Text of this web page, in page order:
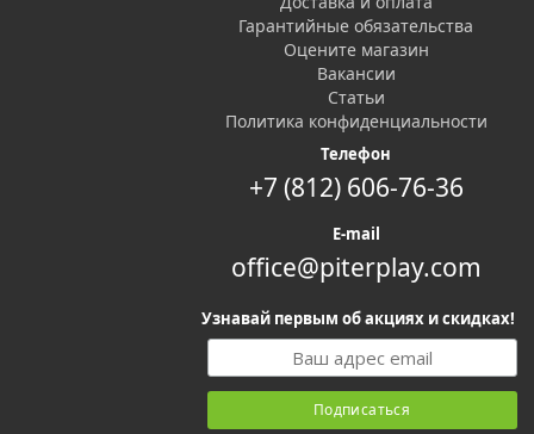
Гарантийные обязательства
Оцените магазин
Вакансии
Статьи
Политика конфиденциальности
Телефон
+7 (812) 606-76-36
E-mail
office@piterplay.com
Узнавай первым об акциях и скидках!